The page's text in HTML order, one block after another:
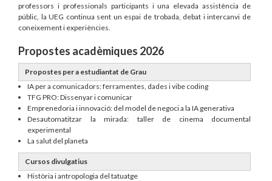
professors i professionals participants i una elevada assistència de
públic, la UEG continua sent un espai de trobada, debat i intercanvi de
coneixement i experiències.
Propostes acadèmiques 2026
Propostes per a estudiantat de Grau
IA per a comunicadors: ferramentes, dades i vibe coding
TFG PRO: Dissenyar i comunicar
Emprenedoria i innovació: del model de negoci a la IA generativa
Desautomatitzar la mirada: taller de cinema documental
experimental
La salut del planeta
Cursos divulgatius
Història i antropologia del tatuatge